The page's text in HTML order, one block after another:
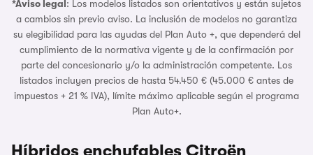
*Aviso legal: Los modelos listados son orientativos y están sujetos
a cambios sin previo aviso. La inclusión de modelos no garantiza
su elegibilidad para las ayudas del Plan Auto +, que dependerá del
cumplimiento de la normativa vigente y de la confirmación por
parte del concesionario y/o la administración competente. Los
listados incluyen precios de hasta 54.450 € (45.000 € antes de
impuestos + 21 % IVA), límite máximo aplicable según el programa
Plan Auto+.
Híbridos enchufables Citroën